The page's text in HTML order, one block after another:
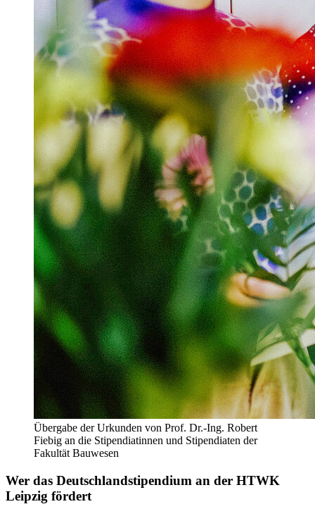
Übergabe der Urkunden von Prof. Dr.-Ing. Robert
Fiebig an die Stipendiatinnen und Stipendiaten der
Fakultät Bauwesen
Wer das Deutschlandstipendium an der HTWK
Leipzig fördert